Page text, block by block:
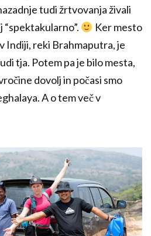
tudi žrtvovanja živali
“spektakularno”.
Ker mesto
Indiji, reki Brahmaputra, je
tja. Potem pa je bilo mesta,
dovolj in počasi smo
A o tem več v